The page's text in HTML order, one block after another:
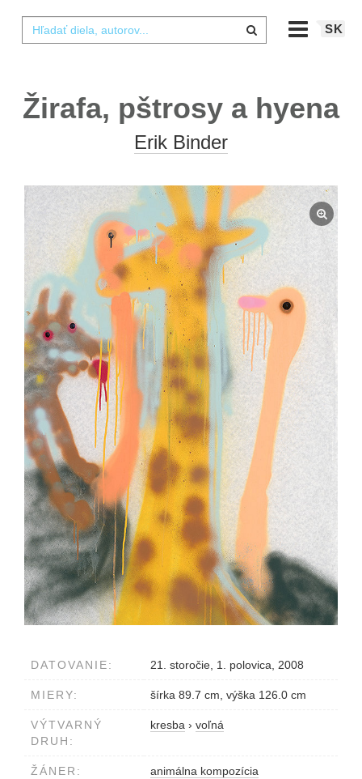
SK
Žirafa, pštrosy a hyena
Erik Binder
DATOVANIE: 21. storočie, 1. polovica, 2008
MIERY: šírka 89.7 cm, výška 126.0 cm
VÝTVARNÝ
DRUH:
kresba › voľná
ŽÁNER:
animálna kompozícia